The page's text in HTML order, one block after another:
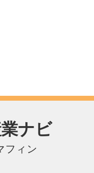
ナビ
フィン